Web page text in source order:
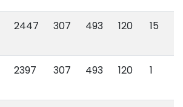
2447 307 493 120 15
2397 307 493 120 1